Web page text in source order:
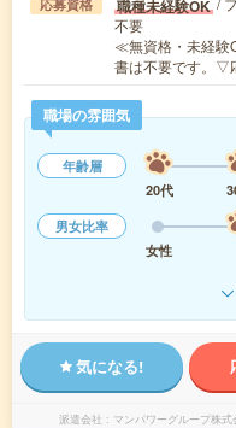
応募資格 職種未経験OK
不要
≪無資格・未経
書は不要です。▽
職場の雰囲気
年齢層
20代
男女比率
女性
気になる!
派遣会社 マンパワーグループ株